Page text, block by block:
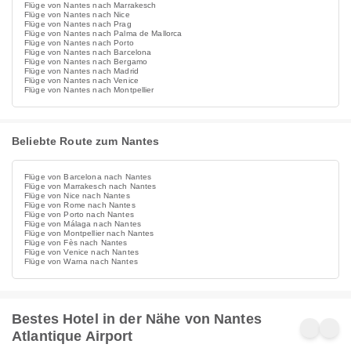
Flüge von Nantes nach Marrakesch
Flüge von Nantes nach Nice
Flüge von Nantes nach Prag
Flüge von Nantes nach Palma de Mallorca
Flüge von Nantes nach Porto
Flüge von Nantes nach Barcelona
Flüge von Nantes nach Bergamo
Flüge von Nantes nach Madrid
Flüge von Nantes nach Venice
Flüge von Nantes nach Montpellier
Beliebte Route zum Nantes
Flüge von Barcelona nach Nantes
Flüge von Marrakesch nach Nantes
Flüge von Nice nach Nantes
Flüge von Rome nach Nantes
Flüge von Porto nach Nantes
Flüge von Málaga nach Nantes
Flüge von Montpellier nach Nantes
Flüge von Fès nach Nantes
Flüge von Venice nach Nantes
Flüge von Warna nach Nantes
Bestes Hotel in der Nähe von Nantes
Atlantique Airport